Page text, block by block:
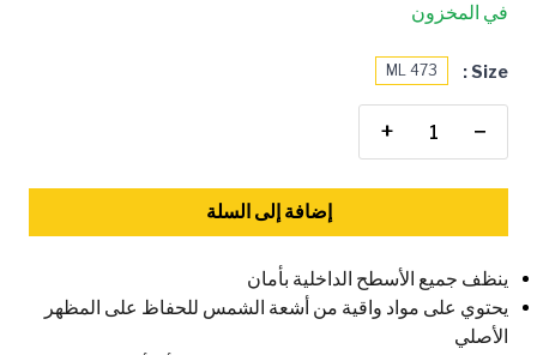
في المخزون
Size :
473 ML
−
+
إضافة إلى السلة
ينظف جميع الأسطح الداخلية بأمان
يحتوي على مواد واقية من أشعة الشمس للحفاظ على المظهر
الأصلي